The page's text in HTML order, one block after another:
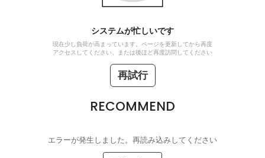
システムが忙しいです
現在少し負荷が高まっています。ページを更新してから再度
アクセスしてください、または後ほど再度訪問してください
再試行
RECOMMEND
エラーが発生しました。再読み込みしてください